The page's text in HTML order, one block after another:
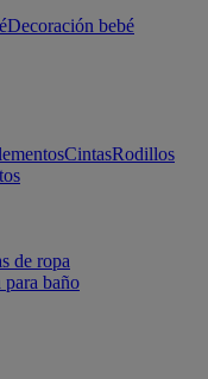
Decoración bebé
CintasRodillos
de ropa
para baño